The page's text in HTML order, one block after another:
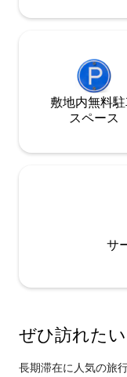
敷地内無料
ス⁠ペ⁠ー⁠ス
サ
ぜひ訪⁠れ⁠た⁠
長期滞在に人気の旅